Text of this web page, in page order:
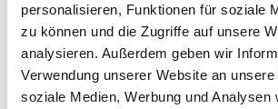
personalisieren, Funktionen für soziale
zu können und die Zugriffe auf unsere
analysieren. Außerdem geben wir
Verwendung unserer Website an
soziale Medien, Werbung und Analysen